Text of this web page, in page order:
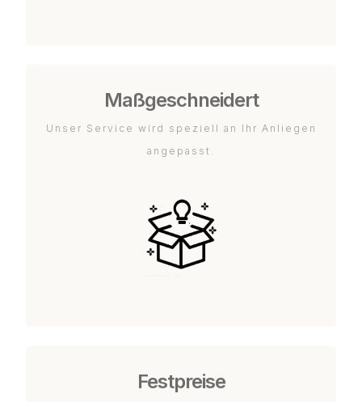
Maßgeschneidert
Unser Service wird speziell an Ihr Anliegen
angepasst.
Festpreise